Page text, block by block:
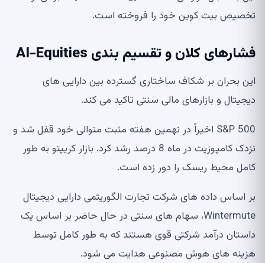
تخصیص بیت کوین خود را فروخته است.
فشارهای کلان و تقسیم بندی AI-Equities
این بحران بر شکاف ساختاری گسترده بین دارایی های
دیجیتال و بازارهای مالی سنتی تاکید می کند.
S&P 500 اخیراً در نهمین هفته مثبت متوالی خود قفل شد و
نزدک کامپوزیت در ماه 8 درصد رشد کرد. بازار کریپتو به طور
کامل محیط ریسک را دور زده است.
بر اساس داده های شرکت تجارت الگوریتمی دارایی دیجیتال
Wintermute، سهام های سنتی در حال حاضر بر اساس یک
داستان درآمد شرکتی قوی هستند که به طور کامل توسط
هزینه های هوش مصنوعی هدایت می شود.